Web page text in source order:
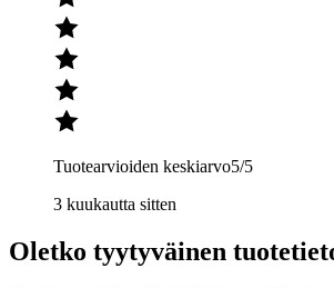
Tuotearvioiden keskiarvo5/5
3 kuukautta sitten
Oletko tyytyväinen